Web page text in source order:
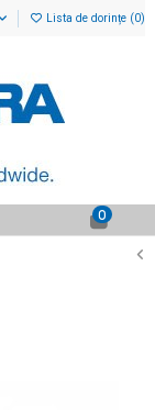
Lista de dorințe (0)
0